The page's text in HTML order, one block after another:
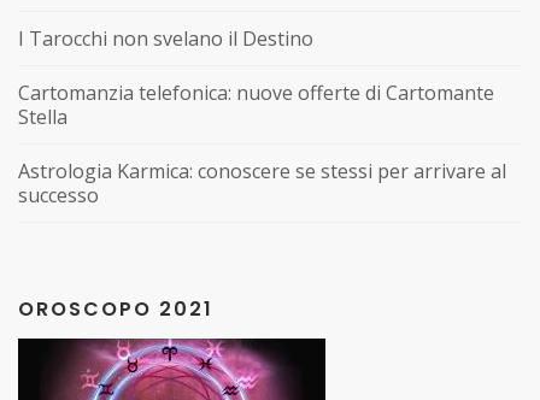
I Tarocchi non svelano il Destino
Cartomanzia telefonica: nuove offerte di Cartomante
Stella
Astrologia Karmica: conoscere se stessi per arrivare al
successo
OROSCOPO 2021